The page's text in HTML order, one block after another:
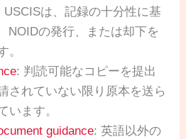
USCISは、記録の十分性に基
NOIDの発行、または却下を
。
: 判読可能なコピーを提出
されていない限り原本を送ら
います。
guidance: 英語以外の